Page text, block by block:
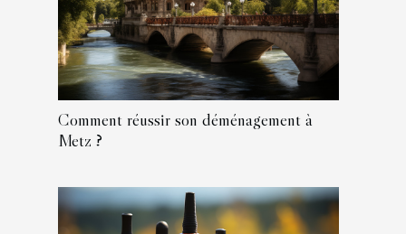
Comment réussir son déménagement à
Metz ?